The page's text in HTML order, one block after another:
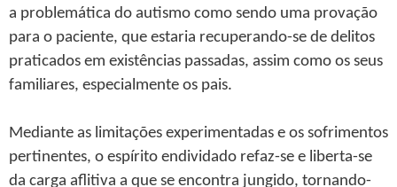
a problemática do autismo como sendo uma provação
para o paciente, que estaria recuperando-se de delitos
praticados em existências passadas, assim como os seus
familiares, especialmente os pais.
Mediante as limitações experimentadas e os sofrimentos
pertinentes, o espírito endividado refaz-se e liberta-se
da carga aflitiva a que se encontra jungido, tornando-